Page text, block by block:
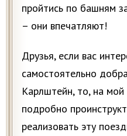
пройтись по башням
– они впечатляют!
Друзья, если вас
самостоятельно
Карлштейн, то, на мой
подробно
реализовать эту